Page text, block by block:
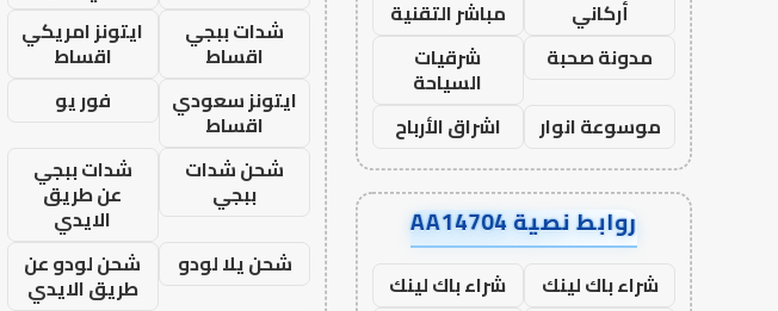
أركاني
مباشر التقنية
مدونة صحبة
شرقيات
السياحة
موسوعة انوار
اشراق الأرباح
روابط نصية AA14704
شراء باك لينك
شراء باك لينك
شدات ببجي
اقساط
ايتونز امريكي
اقساط
ايتونز سعودي
اقساط
فور يو
شحن شدات
ببجي
شدات ببجي
عن طريق
الايدي
شحن يلا لودو
شحن لودو عن
طريق الايدي